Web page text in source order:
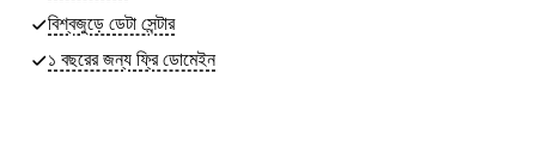
বিশ্বজুড়ে ডেটা সেন্টার
১ বছরের জন্য ফ্রি ডোমেইন